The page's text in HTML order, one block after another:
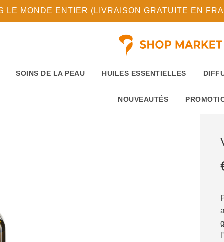
LE MONDE ENTIER (LIVRAISON GRATUITE EN
SOINS DE LA PEAU HUILES ESSENTIELLES
NOUVEAUTÉS